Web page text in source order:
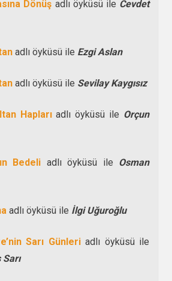
Dönüş adlı öyküsü ile Cevdet
adlı öyküsü ile Ezgi Aslan
adlı öyküsü ile Sevilay Kaygısız
Haplarıadlı öyküsü ile Orçun
Bedeli adlı öyküsü ile Osman
adlı öyküsü ile İlgi Uğuroğlu
Sarı Günleriadlı öyküsü ile